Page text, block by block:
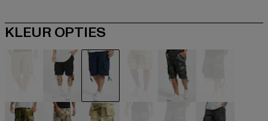
KLEUR OPTIES
beige schwarzblau camouflagecamouflage